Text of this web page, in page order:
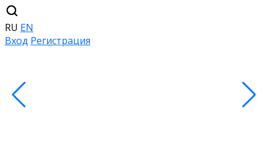
RU EN
Вход Регистрация